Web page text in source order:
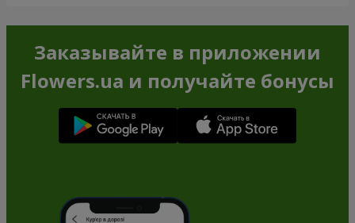
Заказывайте в приложении
Flowers.ua и получайте бонусы